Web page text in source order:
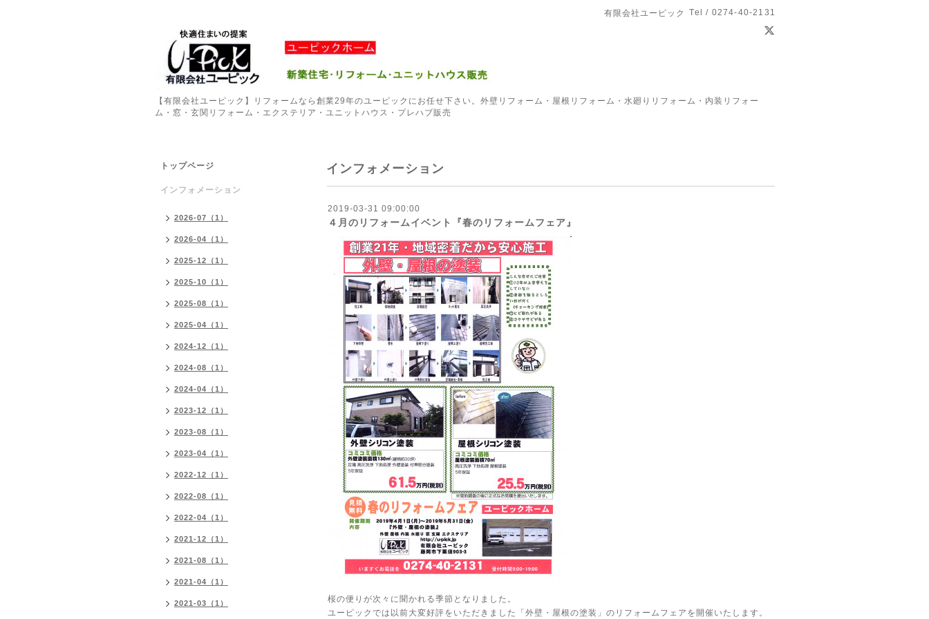
有限会社ユーピック Tel / 0274-40-2131
【有限会社ユーピック】リフォームなら創業29年のユーピックにお任せ下さい。外壁リフォーム・屋根リフォーム・水廻りリフォーム・内装リフォー
ム・窓・玄関リフォーム・エクステリア・ユニットハウス・プレハブ販売
インフォメーション
2019-03-31 09:00:00
４月のリフォームイベント『春のリフォームフェア』
桜の便りが次々に聞かれる季節となりました。
ユーピックでは以前大変好評をいただきました「外壁・屋根の塗装」のリフォームフェアを開催いたします。
トップページ
インフォメーション
2026-07（1）
2026-04（1）
2025-12（1）
2025-10（1）
2025-08（1）
2025-04（1）
2024-12（1）
2024-08（1）
2024-04（1）
2023-12（1）
2023-08（1）
2023-04（1）
2022-12（1）
2022-08（1）
2022-04（1）
2021-12（1）
2021-08（1）
2021-04（1）
2021-03（1）